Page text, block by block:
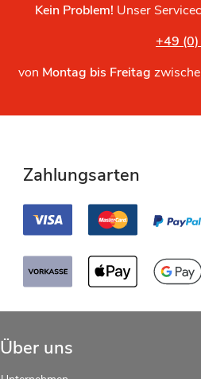
Kein Problem! Unser
+49
von Montag bis Freitag
Zahlungsarten
Über uns